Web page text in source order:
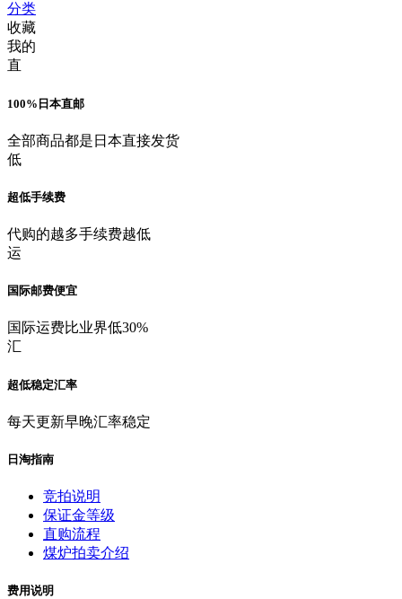
分类
收藏
我的
直
100%日本直邮
全部商品都是日本直接发货
低
超低手续费
代购的越多手续费越低
运
国际邮费便宜
国际运费比业界低30%
汇
超低稳定汇率
每天更新早晚汇率稳定
日淘指南
竞拍说明
保证金等级
直购流程
煤炉拍卖介绍
费用说明